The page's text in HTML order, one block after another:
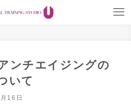
ンチエイジングの
いて
16日